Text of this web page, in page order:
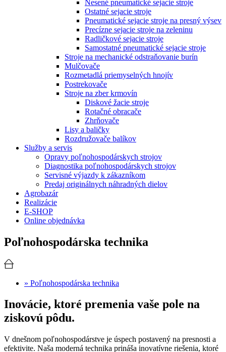
Nesené pneumatické sejacie stroje
Ostatné sejacie stroje
Pneumatické sejacie stroje na presný výsev
Precízne sejacie stroje na zeleninu
Radličkové sejacie stroje
Samostatné pneumatické sejacie stroje
Stroje na mechanické odstraňovanie burín
Mulčovače
Rozmetadlá priemyselných hnojív
Postrekovače
Stroje na zber krmovín
Diskové žacie stroje
Rotačné obracače
Zhrňovače
Lisy a baličky
Rozdružovače balíkov
Služby a servis
Opravy poľnohospodárskych strojov
Diagnostika poľnohospodárskych strojov
Servisné výjazdy k zákazníkom
Predaj originálnych náhradných dielov
Agrobazár
Realizácie
E-SHOP
Online objednávka
Poľnohospodárska technika
» Poľnohospodárska technika
Inovácie, ktoré premenia vaše pole na
ziskovú pôdu.
V dnešnom poľnohospodárstve je úspech postavený na presnosti a
efektivite. Naša moderná technika prináša inovatívne riešenia, ktoré